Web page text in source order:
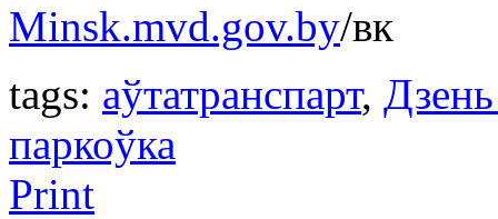
Minsk.mvd.gov.by/вк
tags: аўтатранспарт,
паркоўка
Print